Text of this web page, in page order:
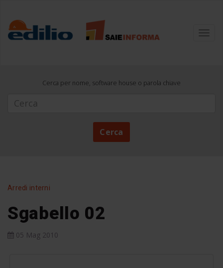
Cerca per nome, software house o parola chiave
Cerca
Arredi interni
Sgabello 02
05 Mag 2010